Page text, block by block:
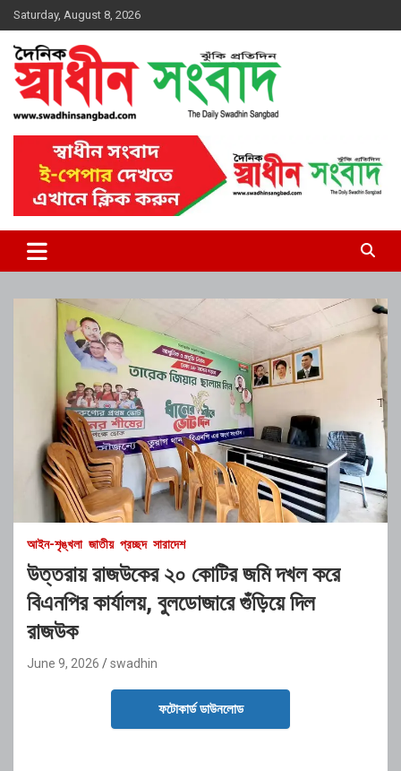
Skip
to
content
Saturday, August 8, 2026
দৈনিক স্বাধীন সংবাদ
আইন-শৃঙ্খলা জাতীয় প্রচ্ছদ সারাদেশ
উত্তরায় রাজউকের ২০ কোটির জমি দখল করে
বিএনপির কার্যালয়, বুলডোজারে গুঁড়িয়ে দিল
রাজউক
June 9, 2026 swadhin
ফটোকার্ড ডাউনলোড